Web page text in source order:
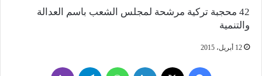
42 محجبة تركية مرشحة لمجلس الشعب باسم العدالة
والتنمية
12 أبريل، 2015
فيسبوك لينكدإن واتساب تيلقرام